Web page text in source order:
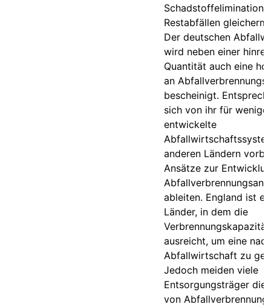
Schadstoffelimination
Restabfällen
Der deutschen
wird neben einer
Quantität auch eine
an
bescheinigt.
sich von ihr für
entwickelte
anderen Ländern
Ansätze zur
ableiten. England ist
Länder, in dem die
ausreicht, um eine
Abfallwirtschaft zu
Jedoch meiden viele
Entsorgungsträger die
von